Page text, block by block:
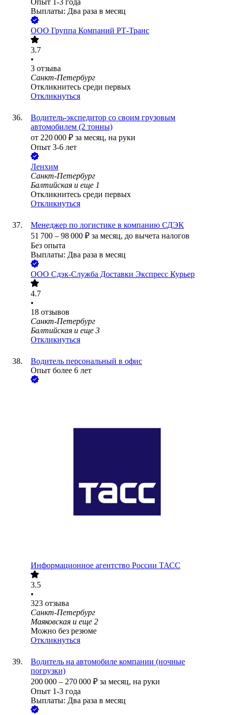
Опыт 1-3 года
Выплаты: Два раза в месяц
ООО Группа Компаний РТ-Транс
3.7
•
3 отзыва
Санкт-Петербург
Откликнитесь среди первых
Откликнуться
Водитель-экспедитор со своим грузовым
автомобилем (2 тонны)
от 220 000 ₽ за месяц, на руки
Опыт 3-6 лет
Ленхим
Санкт-Петербург
Балтийская и еще 1
Откликнитесь среди первых
Откликнуться
Менеджер по логистике в компанию СДЭК
51 700 – 98 000 ₽ за месяц, до вычета налогов
Без опыта
Выплаты: Два раза в месяц
ООО Сдэк-Служба Доставки Экспресс Курьер
4.7
•
18 отзывов
Санкт-Петербург
Балтийская и еще 3
Откликнуться
Водитель персональный в офис
Опыт более 6 лет
Информационное агентство России ТАСС
3.5
•
323 отзыва
Санкт-Петербург
Маяковская и еще 2
Можно без резюме
Откликнуться
Водитель на автомобиле компании (ночные
погрузки)
200 000 – 270 000 ₽ за месяц, на руки
Опыт 1-3 года
Выплаты: Два раза в месяц